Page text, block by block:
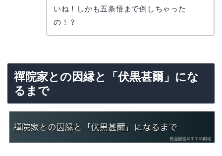
いね！しかも五条悟まで倒しちゃった
の！？
禪院家との因縁と「伏黒甚爾」にな
るまで